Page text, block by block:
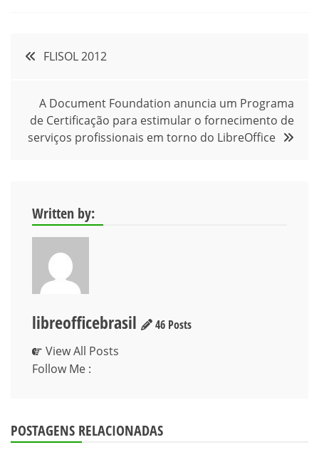
Navegação
Post
FLISOL 2012
A Document Foundation anuncia um Programa
de Certificação para estimular o fornecimento de
serviços profissionais em torno do LibreOffice
Written by:
libreofficebrasil
46 Posts
View All Posts
Follow Me :
POSTAGENS RELACIONADAS